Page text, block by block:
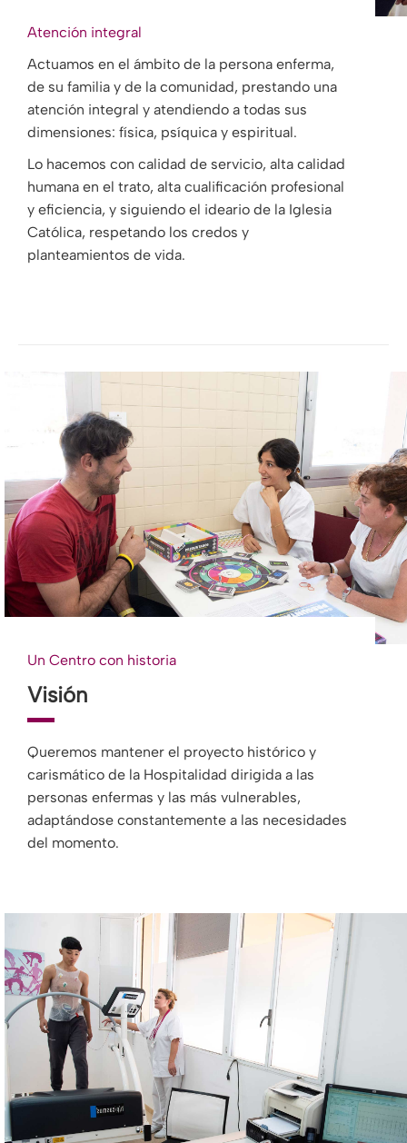
Atención integral
Actuamos en el ámbito de la persona enferma,
de su familia y de la comunidad, prestando una
atención integral y atendiendo a todas sus
dimensiones: física, psíquica y espiritual.
Lo hacemos con calidad de servicio, alta calidad
humana en el trato, alta cualificación profesional
y eficiencia, y siguiendo el ideario de la Iglesia
Católica, respetando los credos y
planteamientos de vida.
Un Centro con historia
Visión
Queremos mantener el proyecto histórico y
carismático de la Hospitalidad dirigida a las
personas enfermas y las más vulnerables,
adaptándose constantemente a las necesidades
del momento.